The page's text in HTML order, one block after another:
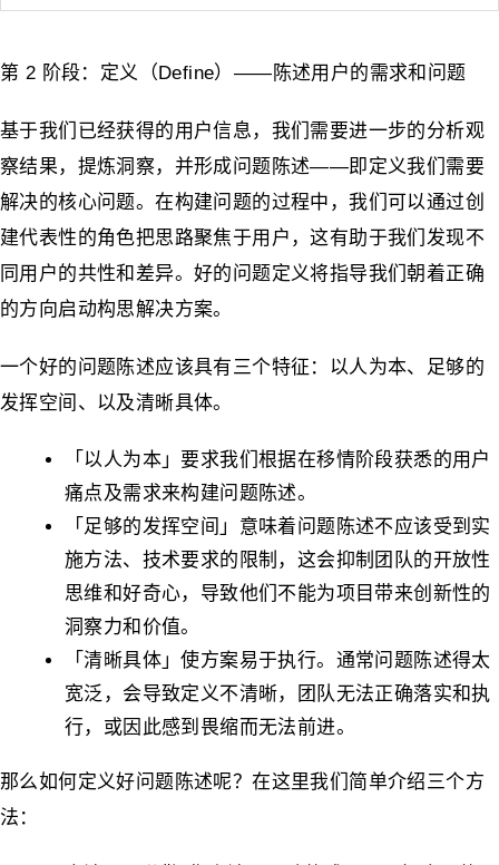
第 2 阶段：定义（Define）——陈述用户的需求和问题
基于我们已经获得的用户信息，我们需要进一步的分析观
察结果，提炼洞察，并形成问题陈述——即定义我们需要
解决的核心问题。在构建问题的过程中，我们可以通过创
建代表性的角色把思路聚焦于用户，这有助于我们发现不
同用户的共性和差异。好的问题定义将指导我们朝着正确
的方向启动构思解决方案。
一个好的问题陈述应该具有三个特征：以人为本、足够的
发挥空间、以及清晰具体。
「以人为本」要求我们根据在移情阶段获悉的用户
痛点及需求来构建问题陈述。
「足够的发挥空间」意味着问题陈述不应该受到实
施方法、技术要求的限制，这会抑制团队的开放性
思维和好奇心，导致他们不能为项目带来创新性的
洞察力和价值。
「清晰具体」使方案易于执行。通常问题陈述得太
宽泛，会导致定义不清晰，团队无法正确落实和执
行，或因此感到畏缩而无法前进。
那么如何定义好问题陈述呢？在这里我们简单介绍三个方
法：